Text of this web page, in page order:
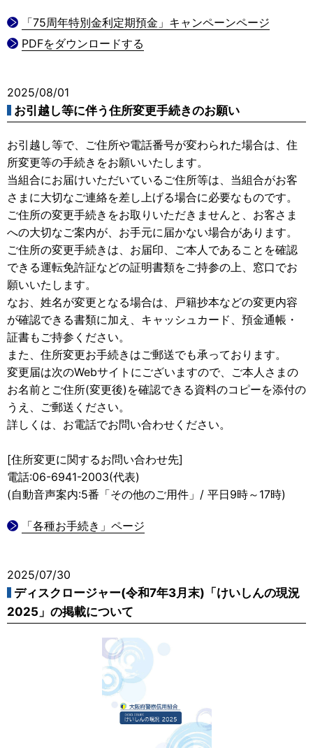
「75周年特別金利定期預金」キャンペーンページ
PDFをダウンロードする
2025/08/01
お引越し等に伴う住所変更手続きのお願い
お引越し等で、ご住所や電話番号が変わられた場合は、住
所変更等の手続きをお願いいたします。
当組合にお届けいただいているご住所等は、当組合がお客
さまに大切なご連絡を差し上げる場合に必要なものです。
ご住所の変更手続きをお取りいただきませんと、お客さま
への大切なご案内が、お手元に届かない場合があります。
ご住所の変更手続きは、お届印、ご本人であることを確認
できる運転免許証などの証明書類をご持参の上、窓口でお
願いいたします。
なお、姓名が変更となる場合は、戸籍抄本などの変更内容
が確認できる書類に加え、キャッシュカード、預金通帳・
証書もご持参ください。
また、住所変更お手続きはご郵送でも承っております。
変更届は次のWebサイトにございますので、ご本人さまの
お名前とご住所(変更後)を確認できる資料のコピーを添付の
うえ、ご郵送ください。
詳しくは、お電話でお問い合わせください。
[住所変更に関するお問い合わせ先]
電話:06-6941-2003(代表)
(自動音声案内:5番「その他のご用件」/ 平日9時～17時)
「各種お手続き」ページ
2025/07/30
ディスクロージャー(令和7年3月末)「けいしんの現況
2025」の掲載について